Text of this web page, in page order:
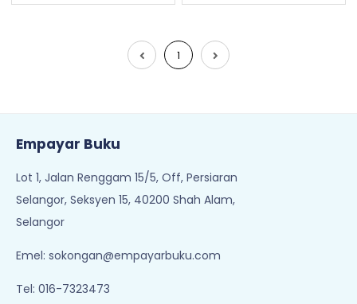
1
Empayar Buku
Lot 1, Jalan Renggam 15/5, Off, Persiaran
Selangor, Seksyen 15, 40200 Shah Alam,
Selangor
Emel: sokongan@empayarbuku.com
Tel: 016-7323473